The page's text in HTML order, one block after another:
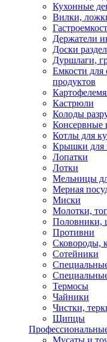
Кухонные
Вилки,
Держатели
Доски
Дуршлаги,
Емкости для
продуктов
Кастрюли
Колоды
Консервные
Котлы для
Крышки для
Лопатки
Лотки
Мельницы
Мерная
Миски
Молотки,
Половники,
Противни
Сковороды,
Сотейники
Термосы
Чайники
Чистки,
Щипцы
Мусаты и